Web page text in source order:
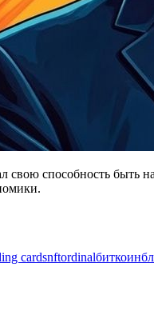
свою способность быть
cardsnftordinalбиткоин